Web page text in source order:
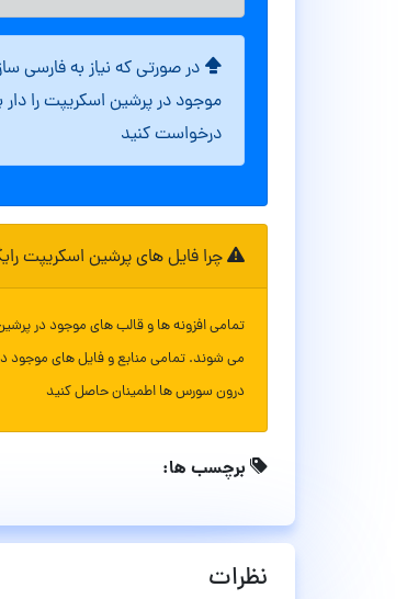
در صورتی که نیاز به فارسی
موجود در پرشین اسکریپت را
درخواست کنید
چرا فایل های پرشین اسکریپت
تمامی افزونه ها و قالب های موجود در
می شوند. تمامی منابع و فایل های موجود
درون سورس ها اطمینان حاصل کنید
برچسب ها:
نظرات